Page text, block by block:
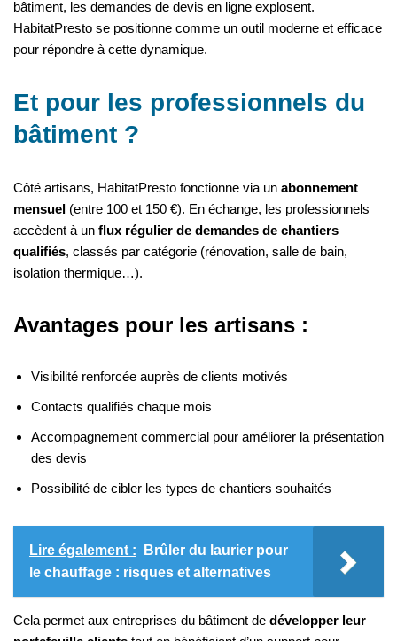
bâtiment, les demandes de devis en ligne explosent.
HabitatPresto se positionne comme un outil moderne et efficace
pour répondre à cette dynamique.
Et pour les professionnels du
bâtiment ?
Côté artisans, HabitatPresto fonctionne via un abonnement
mensuel (entre 100 et 150 €). En échange, les professionnels
accèdent à un flux régulier de demandes de chantiers
qualifiés, classés par catégorie (rénovation, salle de bain,
isolation thermique…).
Avantages pour les artisans :
Visibilité renforcée auprès de clients motivés
Contacts qualifiés chaque mois
Accompagnement commercial pour améliorer la présentation
des devis
Possibilité de cibler les types de chantiers souhaités
Lire également :
Brûler du laurier pour
le chauffage : risques et alternatives
Cela permet aux entreprises du bâtiment de développer leur